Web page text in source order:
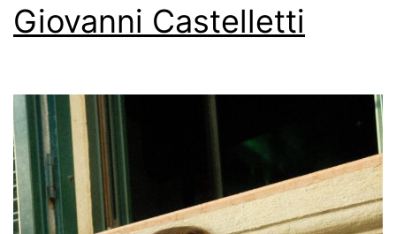
Giovanni Castelletti